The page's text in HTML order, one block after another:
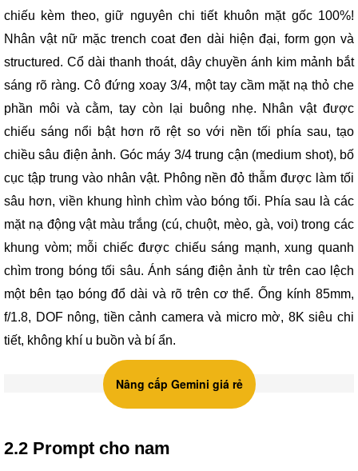
chiếu kèm theo, giữ nguyên chi tiết khuôn mặt gốc 100%!
Nhân vật nữ mặc trench coat đen dài hiện đại, form gọn và
structured. Cổ dài thanh thoát, dây chuyền ánh kim mảnh bắt
sáng rõ ràng. Cô đứng xoay 3/4, một tay cầm mặt nạ thỏ che
phần môi và cằm, tay còn lại buông nhẹ. Nhân vật được
chiếu sáng nổi bật hơn rõ rệt so với nền tối phía sau, tạo
chiều sâu điện ảnh. Góc máy 3/4 trung cận (medium shot), bố
cục tập trung vào nhân vật. Phông nền đỏ thẫm được làm tối
sâu hơn, viền khung hình chìm vào bóng tối. Phía sau là các
mặt nạ động vật màu trắng (cú, chuột, mèo, gà, voi) trong các
khung vòm; mỗi chiếc được chiếu sáng mạnh, xung quanh
chìm trong bóng tối sâu. Ánh sáng điện ảnh từ trên cao lệch
một bên tạo bóng đổ dài và rõ trên cơ thể. Ống kính 85mm,
f/1.8, DOF nông, tiền cảnh camera và micro mờ, 8K siêu chi
tiết, không khí u buồn và bí ẩn.
Nâng cấp Gemini giá rẻ
2.2 Prompt cho nam